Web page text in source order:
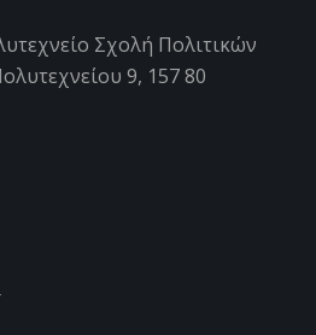
Σχολή Πολιτικών
9, 157 80